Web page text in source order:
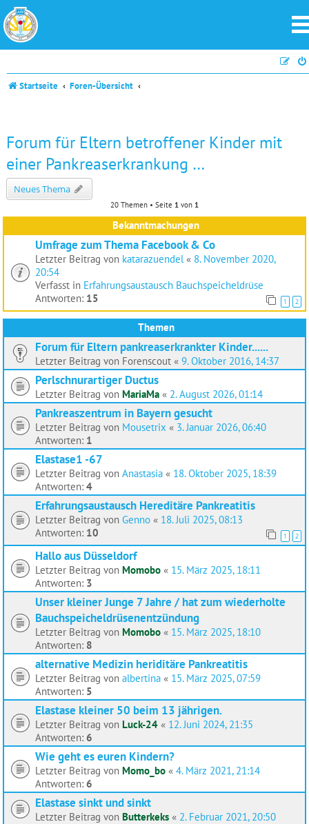
Startseite Foren-Übersicht
Forum für Eltern betroffener Kinder mit
einer Pankreaserkrankung …
Neues Thema
20 Themen • Seite 1 von 1
Bekanntmachungen
Umfrage zum Thema Facebook & Co
Letzter Beitrag von katarazuendel « 8. November 2020,
20:54
Verfasst in Erfahrungsaustausch Bauchspeicheldrüse
Antworten: 15 1 2
Themen
Forum für Eltern pankreaserkrankter Kinder......
Letzter Beitrag von Forenscout « 9. Oktober 2016, 14:37
Perlschnurartiger Ductus
Letzter Beitrag von MariaMa « 2. August 2026, 01:14
Pankreaszentrum in Bayern gesucht
Letzter Beitrag von Mousetrix « 3. Januar 2026, 06:40
Antworten: 1
Elastase1 -67
Letzter Beitrag von Anastasia « 18. Oktober 2025, 18:39
Antworten: 4
Erfahrungsaustausch Hereditäre Pankreatitis
Letzter Beitrag von Genno « 18. Juli 2025, 08:13
Antworten: 10 1 2
Hallo aus Düsseldorf
Letzter Beitrag von Momobo « 15. März 2025, 18:11
Antworten: 3
Unser kleiner Junge 7 Jahre / hat zum wiederholte
Bauchspeicheldrüsenentzündung
Letzter Beitrag von Momobo « 15. März 2025, 18:10
Antworten: 8
alternative Medizin heriditäre Pankreatitis
Letzter Beitrag von albertina « 15. März 2025, 07:59
Antworten: 5
Elastase kleiner 50 beim 13 jährigen.
Letzter Beitrag von Luck-24 « 12. Juni 2024, 21:35
Antworten: 6
Wie geht es euren Kindern?
Letzter Beitrag von Momo_bo « 4. März 2021, 21:14
Antworten: 6
Elastase sinkt und sinkt
Letzter Beitrag von Butterkeks « 2. Februar 2021, 20:50